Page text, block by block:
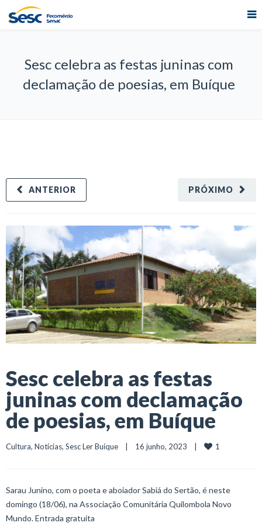
Sesc celebra as festas juninas com
declamação de poesias, em Buíque
PRÓXIMO
ANTERIOR
Sesc celebra as festas
juninas com declamação
de poesias, em Buíque
Cultura, Notícias, Sesc Ler Buíque
    |    16 junho, 2023    |
1
Sarau Junino, com o poeta e aboiador Sabiá do Sertão, é neste
domingo (18/06), na Associação Comunitária Quilombola Novo
Mundo. Entrada gratuita